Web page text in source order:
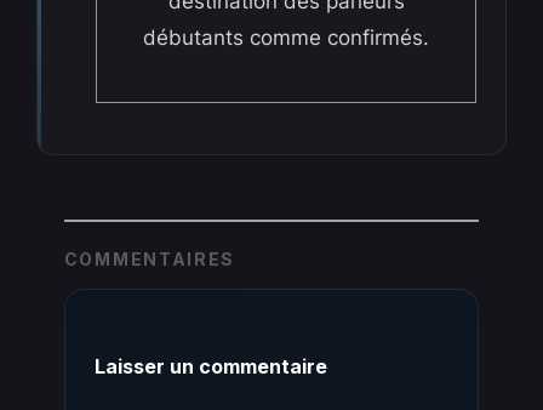
débutants comme confirmés.
COMMENTAIRES
Laisser un commentaire